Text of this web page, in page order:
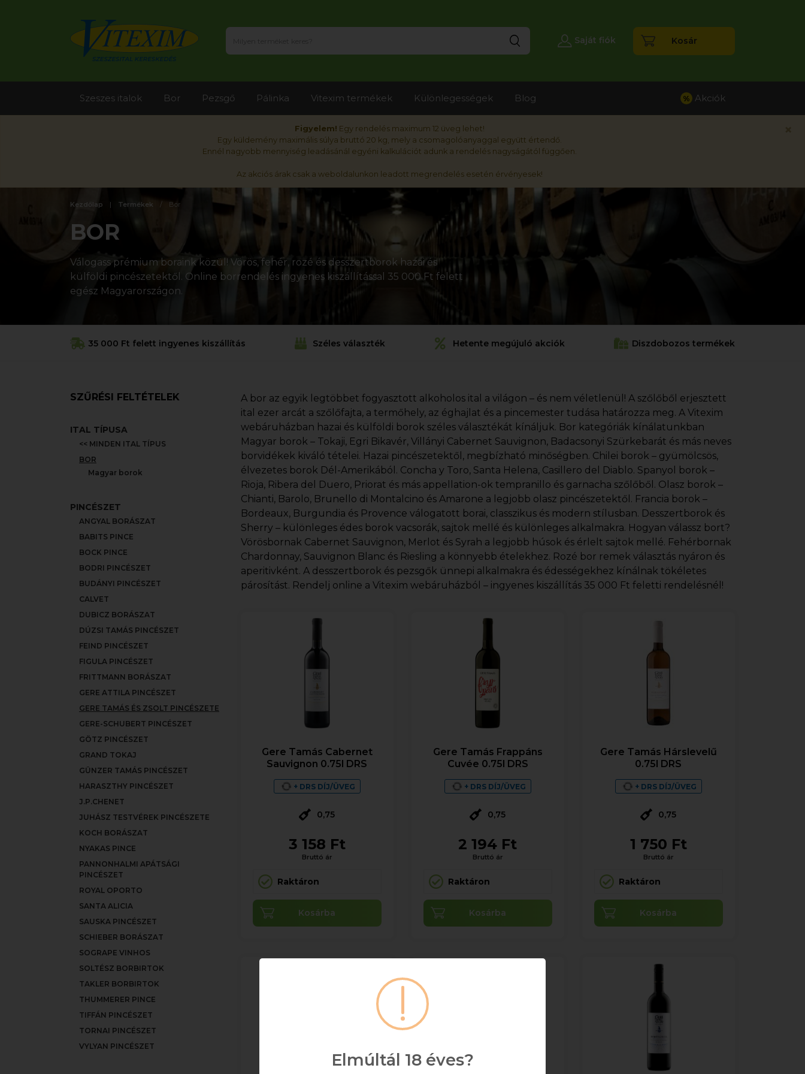
Figyelem! Egy rendelés maximum 12 üveg lehet!
Egy küldemény maximális súlya bruttó 20 kg, mely a csomagolóanyaggal együtt értendő.
Ennél nagyobb mennyiség leadásánál egyéni kalkulációt adunk a rendelés nagyságától függően.
Az akciós árak csak a weboldalunkon leadott megrendelés esetén érvényesek!
Saját fiók Kosár
Szeszes italok Bor Pezsgő Pálinka Vitexim termékek Különlegességek Blog % Akciók
Kezdőlap Termékek Bor
BOR
Válogass prémium boraink közül! Vörös, fehér, rozé és desszertborok hazai és
külföldi pincészetektől. Online borrendelés ingyenes kiszállítással 35 000 Ft felett
egész Magyarországon.
35 000 Ft felett ingyenes kiszállítás Széles választék Hetente megújuló akciók Diszdobozos termékek
SZŰRÉSI FELTÉTELEK
ITAL TÍPUSA
<< MINDEN ITAL TÍPUS
BOR
Magyar borok
PINCÉSZET
ANGYAL BORÁSZAT
BABITS PINCE
BOCK PINCE
BODRI PINCÉSZET
BUDÁNYI PINCÉSZET
CALVET
DUBICZ BORÁSZAT
DÚZSI TAMÁS PINCÉSZET
FEIND PINCÉSZET
FIGULA PINCÉSZET
FRITTMANN BORÁSZAT
GERE ATTILA PINCÉSZET
GERE TAMÁS ÉS ZSOLT PINCÉSZETE
GERE-SCHUBERT PINCÉSZET
GÖTZ PINCÉSZET
GRAND TOKAJ
GÜNZER TAMÁS PINCÉSZET
HARASZTHY PINCÉSZET
J.P.CHENET
JUHÁSZ TESTVÉREK PINCÉSZETE
KOCH BORÁSZAT
NYAKAS PINCE
PANNONHALMI APÁTSÁGI
PINCÉSZET
ROYAL OPORTO
SANTA ALICIA
SAUSKA PINCÉSZET
SCHIEBER BORÁSZAT
SOGRAPE VINHOS
SOLTÉSZ BORBIRTOK
TAKLER BORBIRTOK
THUMMERER PINCE
TIFFÁN PINCÉSZET
TORNAI PINCÉSZET
VYLYAN PINCÉSZET
A bor az egyik legtöbbet fogyasztott alkoholos ital a világon – és nem véletlenül! A szőlőből erjesztett
ital ezer arcát a szőlőfajta, a termőhely, az éghajlat és a pincemester tudása határozza meg. A Vitexim
webáruházban hazai és külföldi borok széles választékát kínáljuk. Bor kategóriák kínálatunkban
Magyar borok – Tokaji, Egri Bikavér, Villányi Cabernet Sauvignon, Badacsonyi Szürkebarát és más neves
borvidékek kiváló tételei. Hazai pincészetektől, megbízható minőségben. Chilei borok – gyümölcsös,
élvezetes borok Dél-Amerikából. Concha y Toro, Santa Helena, Casillero del Diablo. Spanyol borok –
Rioja, Ribera del Duero, Priorat és más appellation-ok tempranillo és garnacha szőlőből. Olasz borok –
Chianti, Barolo, Brunello di Montalcino és Amarone a legjobb olasz pincészetektől. Francia borok –
Bordeaux, Burgundia és Provence válogatott borai, classzikus és modern stílusban. Desszertborok és
Sherry – különleges édes borok vacsorák, sajtok mellé és különleges alkalmakra. Hogyan válassz bort?
Vörösbornak Cabernet Sauvignon, Merlot és Syrah a legjobb húsok és érlelt sajtok mellé. Fehérbornak
Chardonnay, Sauvignon Blanc és Riesling a könnyebb ételekhez. Rozé bor remek választás nyáron és
aperitivként. A desszertborok és pezsgők ünnepi alkalmakra és édességekhez kínálnak tökéletes
párosítást. Rendelj online a Vitexim webáruházból – ingyenes kiszállítás 35 000 Ft feletti rendelésnél!
Gere Tamás Cabernet
Sauvignon 0.75l DRS
+ DRS DÍJ/ÜVEG
0,75
3 158 Ft
Bruttó ár
Raktáron
Kosárba
Gere Tamás Frappáns
Cuvée 0.75l DRS
+ DRS DÍJ/ÜVEG
0,75
2 194 Ft
Bruttó ár
Raktáron
Kosárba
Gere Tamás Hárslevelű
0.75l DRS
+ DRS DÍJ/ÜVEG
0,75
1 750 Ft
Bruttó ár
Raktáron
Kosárba
Elmúltál 18 éves?